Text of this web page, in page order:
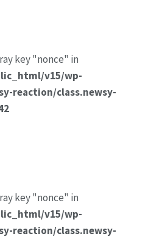
key "nonce" in
v15/wp-
reaction/class.newsy-
key "nonce" in
v15/wp-
reaction/class.newsy-